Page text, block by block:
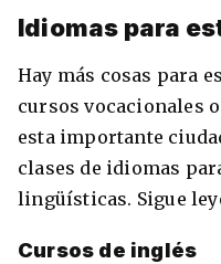
Idiomas para
Hay más cosas para
cursos vocacionales
esta importante
clases de idiomas
lingüísticas. Sigue
Cursos de inglés